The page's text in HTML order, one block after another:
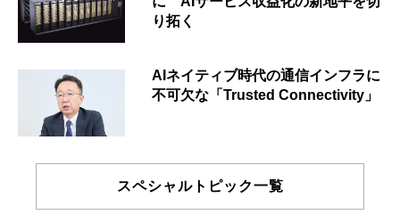
り拓く
AIネイティブ時代の通信インフラに
不可欠な「Trusted Connectivity」
スペシャルトピック一覧